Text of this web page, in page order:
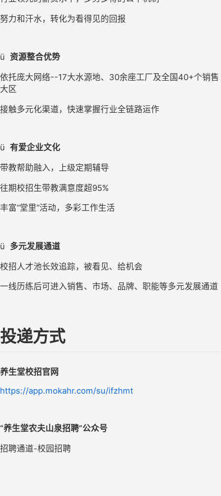
努力和汗水，转化为看得见的回报
ü 资源整合优势
依托庞大网络--17大水源地、30余座工厂及全国40+个销售
大区
接触多元化渠道，快速掌握行业全链路运作
ü 有爱企业文化
带教帮助融入，上级定期辅导
往期校招生带教满意度超95%
丰富“堂里”活动，多彩工作生活
ü 多元发展通道
校招人才池长效追踪，被看见、给机会
一线历练后可进入销售、市场、品牌、职能等多元发展通道
投递方式
养生堂校招官网
https://app.mokahr.com/su/ifzhmt
“养生堂农夫山泉招聘”公众号
招聘通道-校园招聘